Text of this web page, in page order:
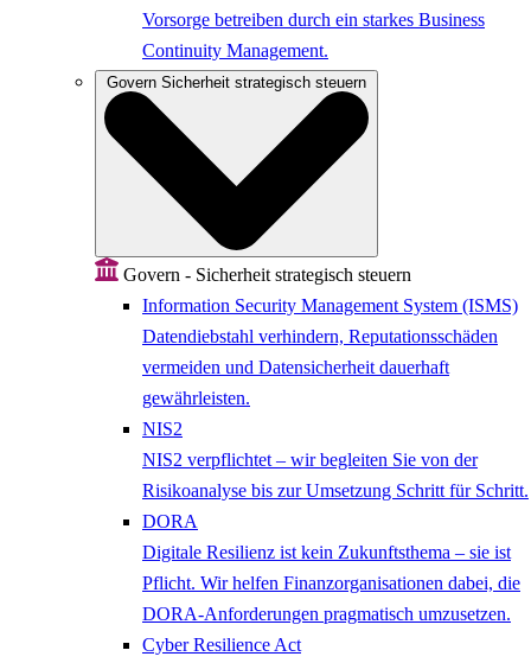
Vorsorge betreiben durch ein starkes Business
Continuity Management.
Govern Sicherheit strategisch steuern
Govern - Sicherheit strategisch steuern
Information Security Management System (ISMS)
Datendiebstahl verhindern, Reputationsschäden
vermeiden und Datensicherheit dauerhaft
gewährleisten.
NIS2
NIS2 verpflichtet – wir begleiten Sie von der
Risikoanalyse bis zur Umsetzung Schritt für Schritt.
DORA
Digitale Resilienz ist kein Zukunftsthema – sie ist
Pflicht. Wir helfen Finanzorganisationen dabei, die
DORA-Anforderungen pragmatisch umzusetzen.
Cyber Resilience Act